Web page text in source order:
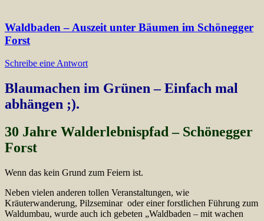
Waldbaden – Auszeit unter Bäumen im Schönegger
Forst
Schreibe eine Antwort
Blaumachen im Grünen – Einfach mal
abhängen ;).
30 Jahre Walderlebnispfad – Schönegger
Forst
Wenn das kein Grund zum Feiern ist.
Neben vielen anderen tollen Veranstaltungen, wie
Kräuterwanderung, Pilzseminar oder einer forstlichen Führung zum
Waldumbau, wurde auch ich gebeten „Waldbaden – mit wachen